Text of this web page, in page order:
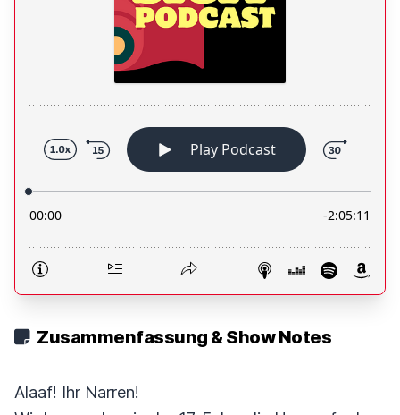
Zusammenfassung & Show Notes
Alaaf! Ihr Narren!